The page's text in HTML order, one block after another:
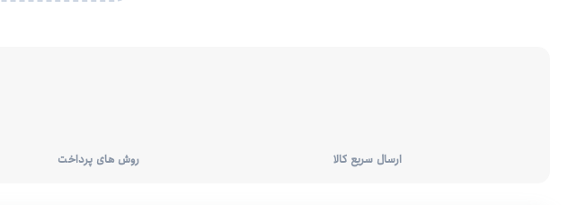
ارسال سریع کالا روش های پرداخت